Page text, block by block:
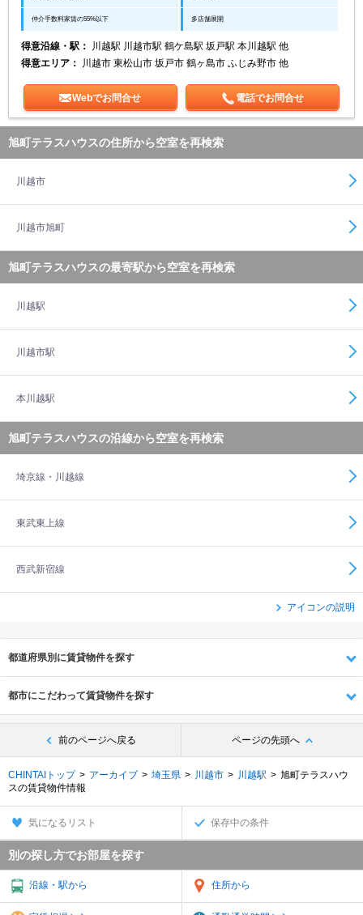
仲介手数料家賃の55%以下 多店舗展開
得意沿線・駅：
川越駅 川越市駅 鶴ケ島駅 坂戸駅 本川越駅 他
得意エリア：
川越市 東松山市 坂戸市 鶴ヶ島市 ふじみ野市 他
Webでお問合せ 電話でお問合せ
旭町テラスハウスの住所から空室を再検索
川越市
川越市旭町
旭町テラスハウスの最寄駅から空室を再検索
川越駅
川越市駅
本川越駅
旭町テラスハウスの沿線から空室を再検索
埼京線・川越線
東武東上線
西武新宿線
アイコンの説明
都道府県別に賃貸物件を探す
都市にこだわって賃貸物件を探す
前のページへ戻る ページの先頭へ
CHINTAIトップ アーカイブ 埼玉県 川越市 川越駅
旭町テラスハウ
スの賃貸物件情報
気になるリスト 保存中の条件
別の探し方でお部屋を探す
沿線・駅から 住所から